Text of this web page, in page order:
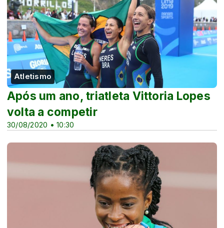
Atletismo
30/08/2020 • 10:30
Após um ano, triatleta Vittoria Lopes
volta a competir